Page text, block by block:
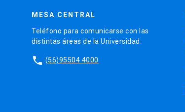
MESA CENTRAL
Teléfono para comunicarse con las
distintas áreas de la Universidad.
phone (56)95504 4000